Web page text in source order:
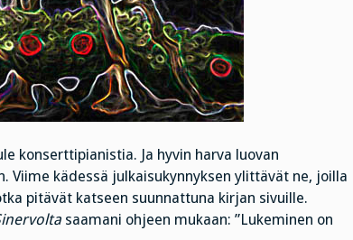
konserttipianistia. Ja hyvin harva luovan
kädessä julkaisukynnyksen ylittävät ne, joilla
pitävät katseen suunnattuna kirjan sivuille.
saamani ohjeen mukaan: ”Lukeminen on